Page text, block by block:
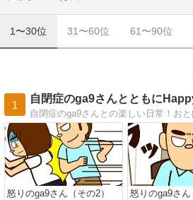
1〜30位 31〜60位 61〜90位
1
自閉症のga9さんとともに
怒りのga9さん（その2） 怒りのga9さん